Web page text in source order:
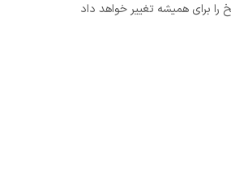
را برای همیشه تغییر خواهد داد